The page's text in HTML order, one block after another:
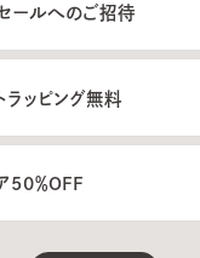
ピング無料
OFF